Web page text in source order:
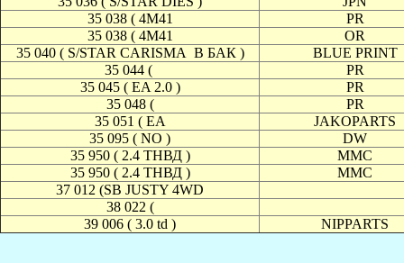
35 038 ( 4M41
PR
35 038 ( 4M41
OR
35 040 ( S/STAR CARISMA В БАК )
BLUE PRINT
35 044 (
PR
35 045 ( EA 2.0 )
PR
35 048 (
PR
35 051 ( EA
JAKOPARTS
35 095 ( NO )
DW
35 950 ( 2.4 ТНВД )
MMC
35 950 ( 2.4 ТНВД )
MMC
37 012 (SB JUSTY 4WD
38 022 (
39 006 ( 3.0 td )
NIPPARTS